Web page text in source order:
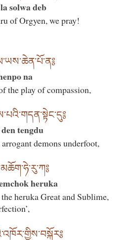
solwa deb
of Orgyen, we pray!
na
the play of compassion,
tengdu
demons underfoot,
heruka
heruka Great and Sublime,